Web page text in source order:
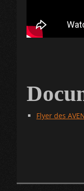
Flyer des